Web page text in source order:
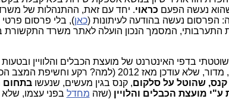
שהוא נעשה הפעם כראוי. יחד עם זאת, ההתנהלות של
הפרסום נעשה בהודעה לעיתונות (כאן), בלי פרסום
התערבותי, המסמך הנכון הועלה לאתר משרד התקשורת
בדפי האינטרנט של מועצת הכבלים והלוויין
" של מועצת הכבלים והלוויין, מדור, שלא עודכן מאז 2012 (למה? רקע וחשיפת
קנס, שהוטל על סלקום, קנס בגין מעשים, שנעשובתחום
מועצת הכבלים והלויין (שזה מחדל בפני עצמו, שלא